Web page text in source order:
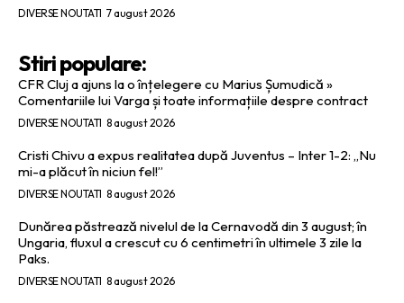
DIVERSE NOUTATI 7 august 2026
Stiri populare:
CFR Cluj a ajuns la o înțelegere cu Marius Șumudică »
Comentariile lui Varga și toate informațiile despre contract
DIVERSE NOUTATI 8 august 2026
Cristi Chivu a expus realitatea după Juventus – Inter 1-2: „Nu
mi-a plăcut în niciun fel!”
DIVERSE NOUTATI 8 august 2026
Dunărea păstrează nivelul de la Cernavodă din 3 august; în
Ungaria, fluxul a crescut cu 6 centimetri în ultimele 3 zile la
Paks.
DIVERSE NOUTATI 8 august 2026